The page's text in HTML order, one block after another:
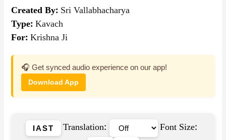
Created By: Sri Vallabhacharya
Type:Kavach
For:Krishna Ji
🎧 Get synced audio experience on our app!
Download App
IAST Translation: Font Size: